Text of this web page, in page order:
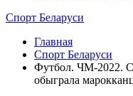
Спорт Беларуси
Главная
Спорт Беларуси
Футбол. ЧМ-2022.
обыграла